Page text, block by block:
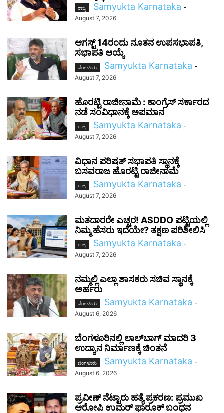
ರಾಜ್ಯ Samyukta Karnataka -
August 7, 2026
ಆಗಸ್ಟ್ 14ರಂದು ನೂತನ ಉಪಸಭಾಪತಿ,
ಸಭಾಪತಿ ಆಯ್ಕೆ
ಬೆಂಗಳೂರು Samyukta Karnataka -
August 7, 2026
ಹೊರಟ್ಟಿ ರಾಜೀನಾಮೆ : ಕಾಂಗ್ರೆಸ್ ಸರ್ಕಾರದ
ನಡೆ ಸಂವಿಧಾನಕ್ಕೆ ಅಪಮಾನ
ರಾಜ್ಯ Samyukta Karnataka -
August 7, 2026
ವಿಧಾನ ಪರಿಷತ್ ಸಭಾಪತಿ ಸ್ಥಾನಕ್ಕೆ
ಬಸವರಾಜ ಹೊರಟ್ಟಿ ರಾಜೀನಾಮೆ
ರಾಜ್ಯ Samyukta Karnataka -
August 7, 2026
ಮತದಾರರೇ ಎಚ್ಚರ! ASDDO ಪಟ್ಟಿಯಲ್ಲಿ
ನಿಮ್ಮ ಹೆಸರು ಇದೆಯೇ? ತಕ್ಷಣ ಪರಿಶೀಲಿಸಿ
ರಾಜ್ಯ Samyukta Karnataka -
August 7, 2026
ನಮ್ಮಲ್ಲಿ ಎಲ್ಲಾ ಶಾಸಕರು ಸಚಿವ ಸ್ಥಾನಕ್ಕೆ
ಅರ್ಹರು
ಬೆಂಗಳೂರು Samyukta Karnataka -
August 6, 2026
ಬೆಂಗಳೂರಿನಲ್ಲಿ ಲಾಲ್‌ಬಾಗ್ ಮಾದರಿ 3
ಉದ್ಯಾನ ನಿರ್ಮಾಣಕ್ಕೆ ಚಿಂತನೆ
ಬೆಂಗಳೂರು Samyukta Karnataka -
August 6, 2026
ಪ್ರವೀಣ್ ನೆಟ್ಟಾರು ಹತ್ಯೆ ಪ್ರಕರಣ: ಪ್ರಮುಖ
ಆರೋಪಿ ಉಮರ್ ಫಾರೂಕ್ ಬಂಧನ